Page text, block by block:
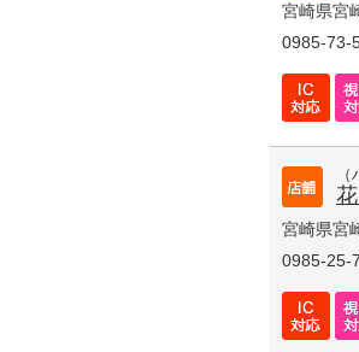
宮崎県宮
0985-73-
宮崎県宮
0985-25-